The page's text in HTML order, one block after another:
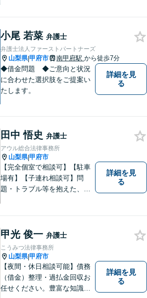
なんでもご相談ください。将
来を見据えた適切なソリュー
ションをご提案いたします。
小尾 若菜 弁護士
弁護士法人ファーストパートナーズ
山梨県|甲府市 南甲府駅 から徒歩7分
◆借金問題 ◆ご意向と状況
に合わせた選択肢をご提案い
たします。
詳細を見
る
田中 悟史 弁護士
アウル総合法律事務所
山梨県|甲府市
【完全個室で相談可】【駐車
場有】【子連れ相談可】問
題・トラブル等を抱えた、ま
分析し、解決に向けてどのよ
うな方法・手段を取ることが
良いのか等を助言させていた
だきます。
詳細を見
る
甲光 俊一 弁護士
こうみつ法律事務所
山梨県|甲府市
【夜間・休日相談可能】債務
（借金）整理・過払金回収お
任せください。豊富な知識・
詳細を見
る